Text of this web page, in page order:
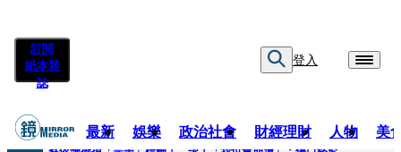
訂閱
紙本雜
誌
登入
最新 娛樂 政治社會 財經理財 人物 美
快訊